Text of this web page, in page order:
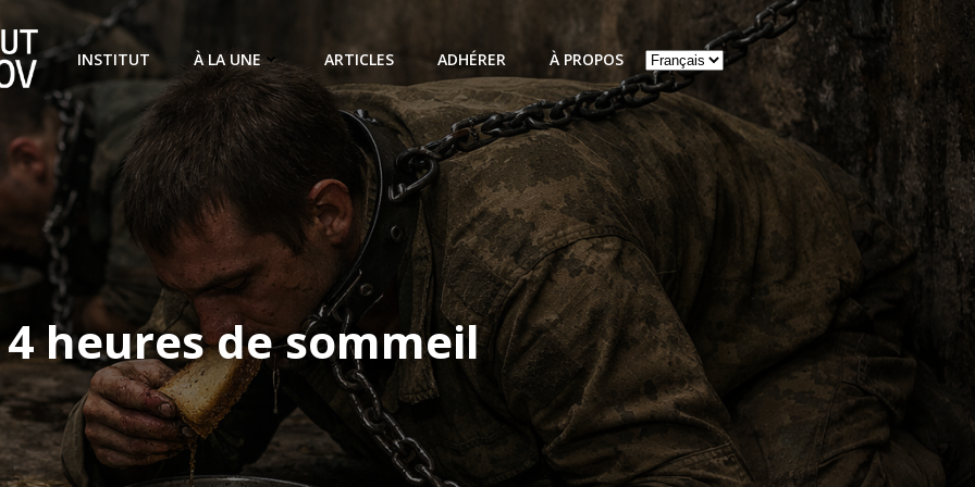
INSTITUT À LA UNE ARTICLES ADHÉRER À PROPOS
Choisir
une
langue
4 heures de sommeil